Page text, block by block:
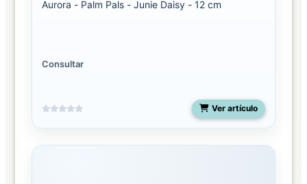
Aurora - Palm Pals - Junie Daisy - 12 cm
Consultar
Ver artículo